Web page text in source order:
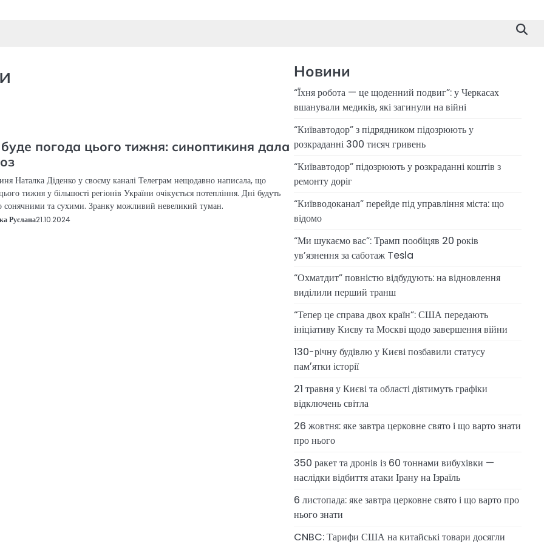
погода цього тижня: синоптикиня дала
Наталка Діденко у своєму каналі Телеграм нещодавно написала, що
тижня у більшості регіонів України очікується потепління. Дні будуть
сонячними та сухими. Зранку можливий невеликий туман.
Руслана21.10.2024
Новини
“Їхня робота — це щоденний подвиг”: у Черкасах
вшанували медиків, які загинули на війні
“Київавтодор” з підрядником підозрюють у
розкраданні 300 тисяч гривень
“Київавтодор” підозрюють у розкраданні коштів з
ремонту доріг
“Київводоканал” перейде під управління міста: що
відомо
“Ми шукаємо вас”: Трамп пообіцяв 20 років
ув’язнення за саботаж Tesla
“Охматдит” повністю відбудують: на відновлення
виділили перший транш
“Тепер це справа двох країн”: США передають
ініціативу Києву та Москві щодо завершення війни
130-річну будівлю у Києві позбавили статусу
памʼятки історії
21 травня у Києві та області діятимуть графіки
відключень світла
26 жовтня: яке завтра церковне свято і що варто знати
про нього
350 ракет та дронів із 60 тоннами вибухівки —
наслідки відбиття атаки Ірану на Ізраїль
6 листопада: яке завтра церковне свято і що варто про
нього знати
CNBC: Тарифи США на китайські товари досягли